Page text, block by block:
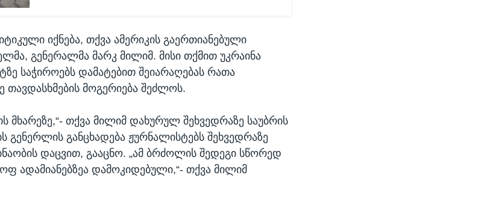
იქნება, თქვა ამერიკის გაერთიანებული
გენერალმა მარკ მილიმ. მისი თქმით უკრაინა
საჭიროებს დამატებით შეიარაღებას რათა
თავდასხმების მოგერიება შეძლოს.
მხარეზე,“- თქვა მილიმ დახურულ შეხვედრაზე საუბრის
გენერლის განცხადება ჟურნალისტებს შეხვედრაზე
დაცვით, გააცნო. „ამ ბრძოლის შედეგი სწორედ
ადამიანებზეა დამოკიდებული,“- თქვა მილიმ